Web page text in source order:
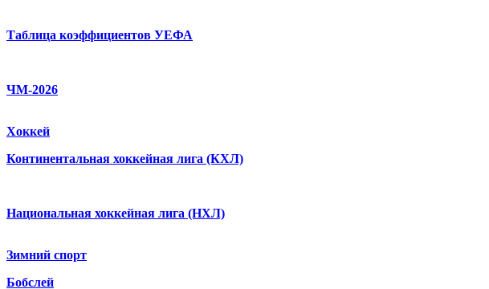
Таблица коэффициентов УЕФА
ЧМ-2026
Хоккей
Континентальная хоккейная лига (КХЛ)
Национальная хоккейная лига (НХЛ)
Зимний спорт
Бобслей